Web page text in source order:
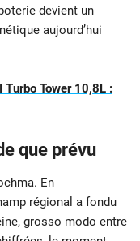
devient un
aujourd’hui
Turbo Tower 10,8L :
que prévu
En
régional a fondu
grosso modo entre